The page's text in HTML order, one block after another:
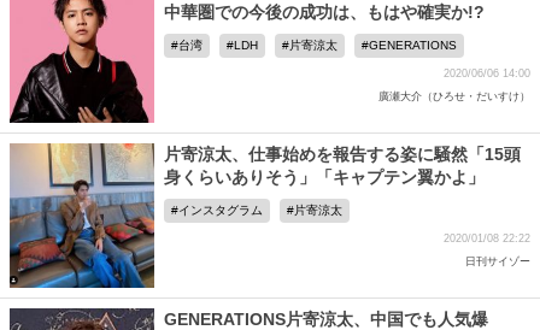
中華圏での今後の成功は、もはや確実か!?
台湾 LDH 片寄涼太 GENERATIONS
2020/06/06 14:00
廣瀬大介（ひろせ・だいすけ）
片寄涼太、仕事始めを報告する姿に騒然「15頭
身くらいありそう」「キャプテン翼かよ」
インスタグラム 片寄涼太
2020/01/08 22:22
日刊サイゾー
GENERATIONS片寄涼太、中国でも人気爆